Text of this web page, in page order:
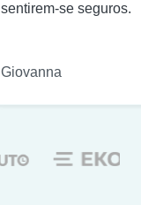
sentirem-se seguros.
Giovanna